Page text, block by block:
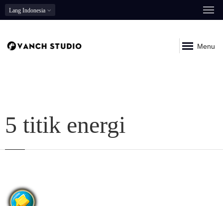
Lang Indonesia
Menu
5 titik energi